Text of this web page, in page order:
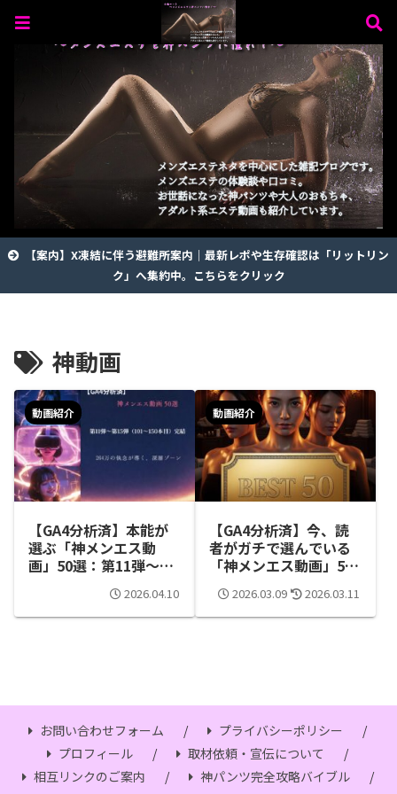
【案内】X凍結に伴う避難所案内｜最新レポや生存確認は「リットリン
ク」へ集約中。こちらをクリック
神動画
動画紹介
【GA4分析済】本能が
選ぶ「神メンエス動
画」50選：第11弾〜第
2026.04.10
動画紹介
【GA4分析済】今、読
者がガチで選んでいる
「神メンエス動画」50
選：第1弾〜第5弾まと
め 2026.03.09 2026.03.11
お問い合わせフォーム
プライバシーポリシー
プロフィール
取材依頼・宣伝について
相互リンクのご案内
神パンツ完全攻略バイブル